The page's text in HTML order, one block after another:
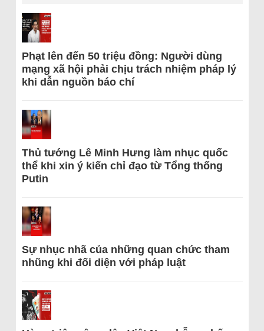
Phạt lên đến 50 triệu đồng: Người dùng
mạng xã hội phải chịu trách nhiệm pháp lý
khi dẫn nguồn báo chí
Thủ tướng Lê Minh Hưng làm nhục quốc
thể khi xin ý kiến chỉ đạo từ Tổng thống
Putin
Sự nhục nhã của những quan chức tham
nhũng khi đối diện với pháp luật